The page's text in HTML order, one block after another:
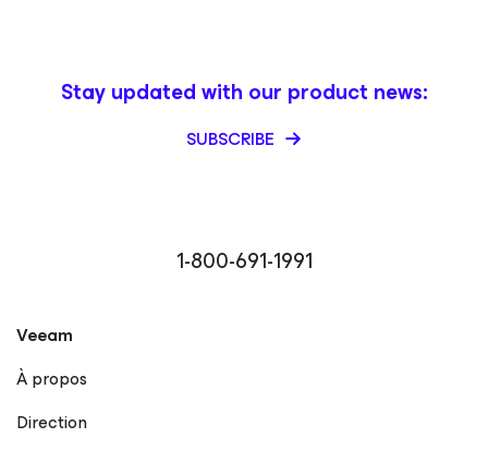
1-800-691-1991
Stay updated with our product news:
SUBSCRIBE
Veeam
À propos
Direction